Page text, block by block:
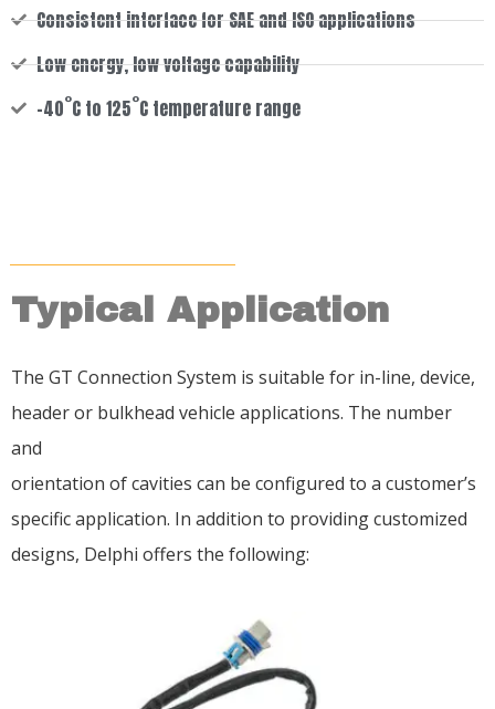
Consistent interface for SAE and ISO applications
Low energy, low voltage capability
-40˚C to 125˚C temperature range
Typical Application
The GT Connection System is suitable for in-line, device,
header or bulkhead vehicle applications. The number
and
orientation of cavities can be configured to a customer’s
specific application. In addition to providing customized
designs, Delphi offers the following: